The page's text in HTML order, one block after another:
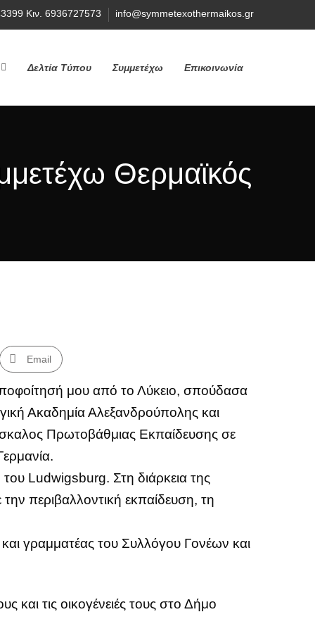
Κιν. 6936727573 info@symmetexothermaikos.gr
Δελτία Τύπου Συμμετέχω Επικοινωνία
Θερμαϊκός
Email
μου από το Λύκειο, σπούδασα
Ακαδημία Αλεξανδρούπολης και
Πρωτοβάθμιας Εκπαίδευσης σε
Ludwigsburg. Στη διάρκεια της
περιβαλλοντική εκπαίδευση, τη
γραμματέας του Συλλόγου Γονέων και
και τις οικογένειές τους στο Δήμο